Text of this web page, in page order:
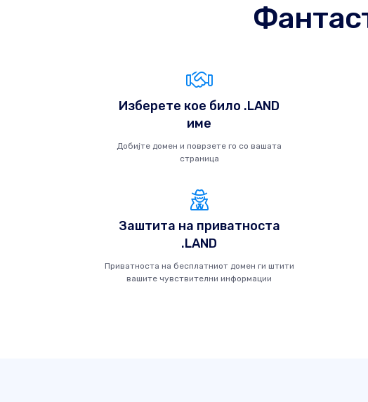
Изберете кое било .LAND
име
Добијте домен и поврзете го со вашата
страница
Заштита на приватноста
.LAND
Приватноста на бесплатниот домен ги штити
вашите чувствителни информации